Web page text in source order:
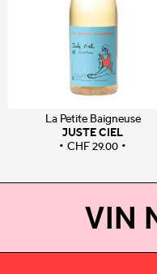
La Petite Baigneuse
JUSTE CIEL
CHF29.00
VIN